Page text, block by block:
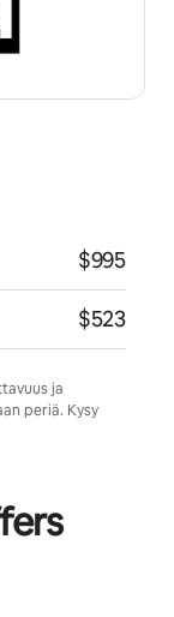
$995
$523
ja
periä. Kysy